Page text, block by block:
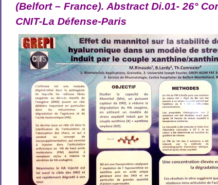
(Belfort – France). Abstract Di.01- 26°
CNIT-La Défense-Paris